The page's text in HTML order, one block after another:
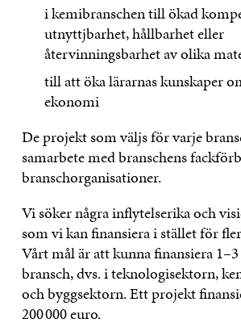
i kemibranschen till ökad
utnyttjbarhet, hållbarhet eller
återvinningsbarhet av olika
till att öka lärarnas kunskaper
ekonomi
De projekt som väljs för varje
samarbete med branschens
branschorganisationer.
Vi söker några inflytelserika och
som vi kan finansiera i stället för
Vårt mål är att kunna finansiera
bransch, dvs. i teknologisektorn,
och byggsektorn. Ett projekt
200 000 euro.